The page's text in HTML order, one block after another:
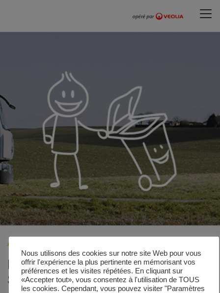
Accueil
Le calendrier de collecte de Rue
Sébastien Keller
Nous utilisons des cookies sur notre site Web pour vous
offrir l'expérience la plus pertinente en mémorisant vos
préférences et les visites répétées. En cliquant sur
«Accepter tout», vous consentez à l'utilisation de TOUS
les cookies. Cependant, vous pouvez visiter "Paramètres